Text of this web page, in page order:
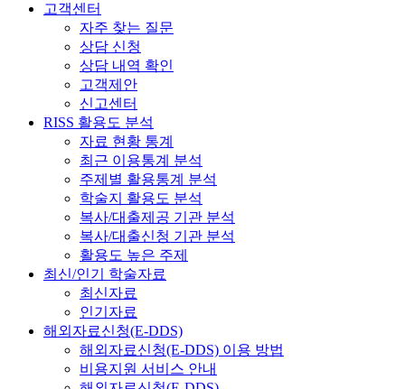
고객센터
자주 찾는 질문
상담 신청
상담 내역 확인
고객제안
신고센터
RISS 활용도 분석
자료 현황 통계
최근 이용통계 분석
주제별 활용통계 분석
학술지 활용도 분석
복사/대출제공 기관 분석
복사/대출신청 기관 분석
활용도 높은 주제
최신/인기 학술자료
최신자료
인기자료
해외자료신청(E-DDS)
해외자료신청(E-DDS) 이용 방법
비용지원 서비스 안내